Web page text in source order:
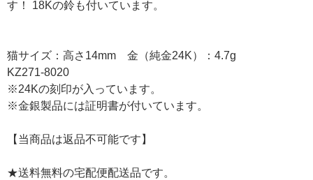
す！ 18Kの鈴も付いています。
猫サイズ：高さ14mm 金（純金24K）：4.7g
KZ271-8020
※24Kの刻印が入っています。
※金銀製品には証明書が付いています。
【当商品は返品不可能です】
★送料無料の宅配便配送品です。